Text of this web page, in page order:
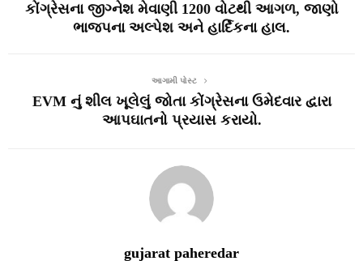
કોંગ્રેસના જીગ્નેશ મેવાણી 1200 વોટથી આગળ, જાણો
ભાજપના અલ્પેશ અને હાર્દિકના હાલ.
આગામી પોસ્ટ
EVM નું શીલ ખૂલેલું જોતા કોંગ્રેસના ઉમેદવાર દ્વારા
આપઘાતનો પ્રયાસ કરાયો.
gujarat paheredar